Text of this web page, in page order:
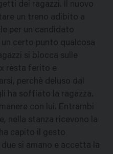
dei ragazzi. Il nuovo
un treno adibito a
per un candidato
certo punto qualcosa
si blocca sulle
resta ferito e
perchè deluso dal
ha soffiato la ragazza.
con lui. Entrambi
nella stanza ricevono la
capito il gesto
si amano e accetta la